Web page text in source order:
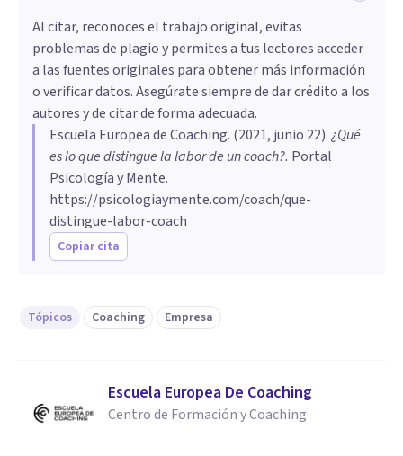
Al citar, reconoces el trabajo original, evitas
problemas de plagio y permites a tus lectores acceder
a las fuentes originales para obtener más información
o verificar datos. Asegúrate siempre de dar crédito a los
autores y de citar de forma adecuada.
Escuela Europea de Coaching. (2021, junio 22).¿Qué
es lo que distingue la labor de un coach?. Portal
Psicología y Mente.
https://psicologiaymente.com/coach/que-
distingue-labor-coach
Copiar cita
Tópicos Coaching Empresa
Escuela Europea De Coaching
Centro de Formación y Coaching